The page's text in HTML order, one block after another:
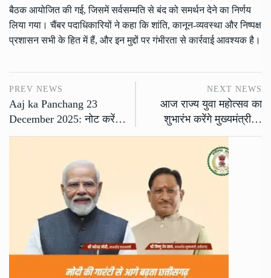
बैठक आयोजित की गई, जिसमें सर्वसम्मति से बंद को समर्थन देने का निर्णय
लिया गया। चैंबर पदाधिकारियों ने कहा कि शांति, कानून-व्यवस्था और निष्पक्ष
प्रशासन सभी के हित में हैं, और इन मुद्दों पर गंभीरता से कार्रवाई आवश्यक है।
PREV NEWS
Aaj ka Panchang 23
December 2025: नोट करें…
NEXT NEWS
आज राज्य युवा महोत्सव का
शुभारंभ करेंगे मुख्यमंत्री…